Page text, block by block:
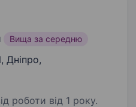
Вища за середню
, Дніпро,
роботи від 1 року.